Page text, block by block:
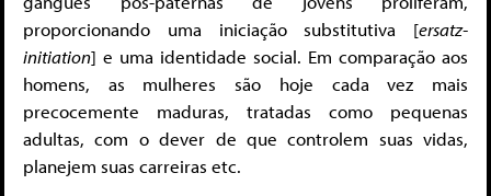
proporcionando uma iniciação substitutiva [ersatz-
initiation] e uma identidade social. Em comparação aos
homens, as mulheres são hoje cada vez mais
precocemente maduras, tratadas como pequenas
adultas, com o dever de que controlem suas vidas,
planejem suas carreiras etc.